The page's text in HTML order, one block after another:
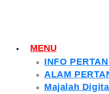
MENU
INFO
ALAM
Majalah